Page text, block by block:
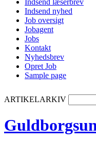
Indsend læserbrev
Indsend nyhed
Job oversigt
Jobagent
Jobs
Kontakt
Nyhedsbrev
Opret Job
Sample page
ARTIKELARKIV